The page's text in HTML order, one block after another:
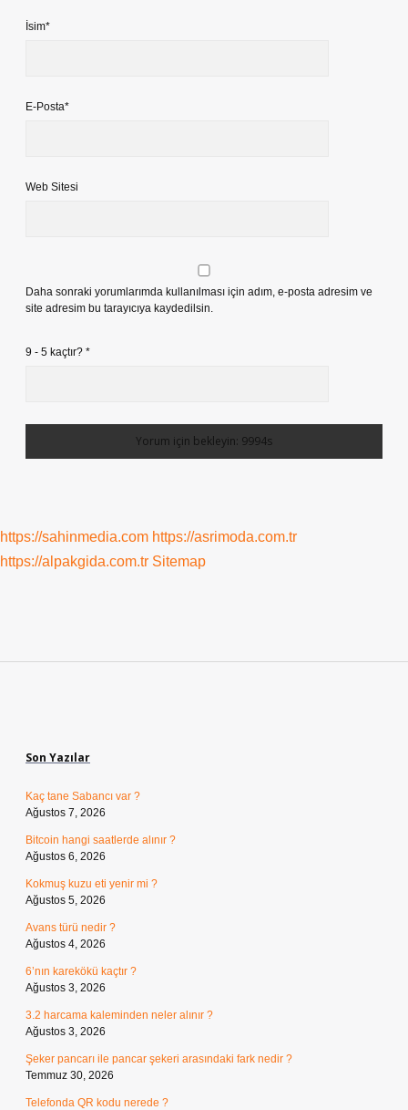
İsim*
E-Posta*
Web Sitesi
Daha sonraki yorumlarımda kullanılması için adım, e-posta adresim ve
site adresim bu tarayıcıya kaydedilsin.
9 - 5 kaçtır? *
https://sahinmedia.com https://asrimoda.com.tr
https://alpakgida.com.tr Sitemap
Son Yazılar
Kaç tane Sabancı var ?
Ağustos 7, 2026
Bitcoin hangi saatlerde alınır ?
Ağustos 6, 2026
Kokmuş kuzu eti yenir mi ?
Ağustos 5, 2026
Avans türü nedir ?
Ağustos 4, 2026
6’nın karekökü kaçtır ?
Ağustos 3, 2026
3.2 harcama kaleminden neler alınır ?
Ağustos 3, 2026
Şeker pancarı ile pancar şekeri arasındaki fark nedir ?
Temmuz 30, 2026
Telefonda QR kodu nerede ?